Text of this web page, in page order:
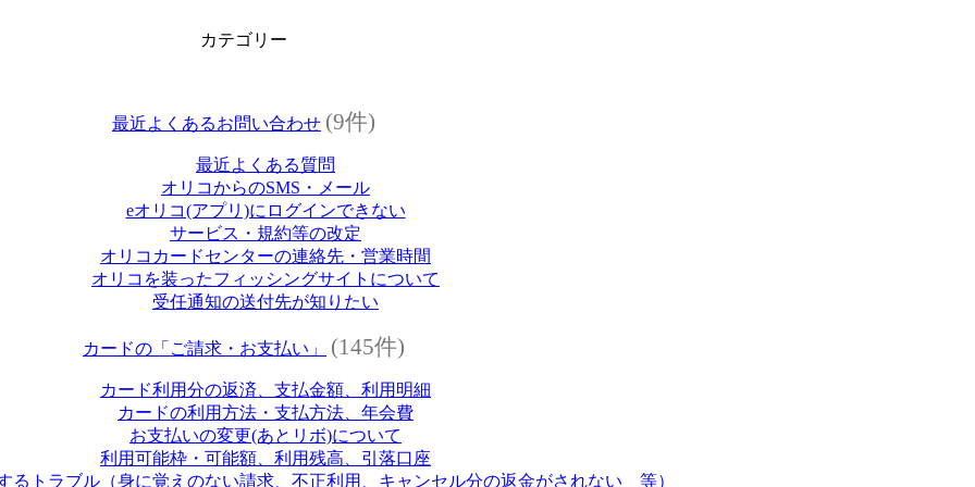
カテゴリー
最近よくあるお問い合わせ (9件)
最近よくある質問
オリコからのSMS・メール
eオリコ(アプリ)にログインできない
サービス・規約等の改定
オリコカードセンターの連絡先・営業時間
オリコを装ったフィッシングサイトについて
受任通知の送付先が知りたい
カードの「ご請求・お支払い」 (145件)
カード利用分の返済、支払金額、利用明細
カードの利用方法・支払方法、年会費
お支払いの変更(あとリボ)について
利用可能枠・可能額、利用残高、引落口座
るトラブル（身に覚えのない請求、不正利用、キャンセル分の返金がされない 等）